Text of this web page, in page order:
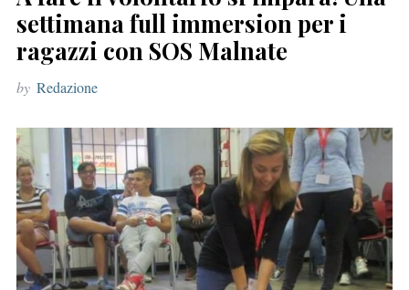
h
o
r
settimana full immersion per i
ragazzi con SOS Malnate
by Redazione